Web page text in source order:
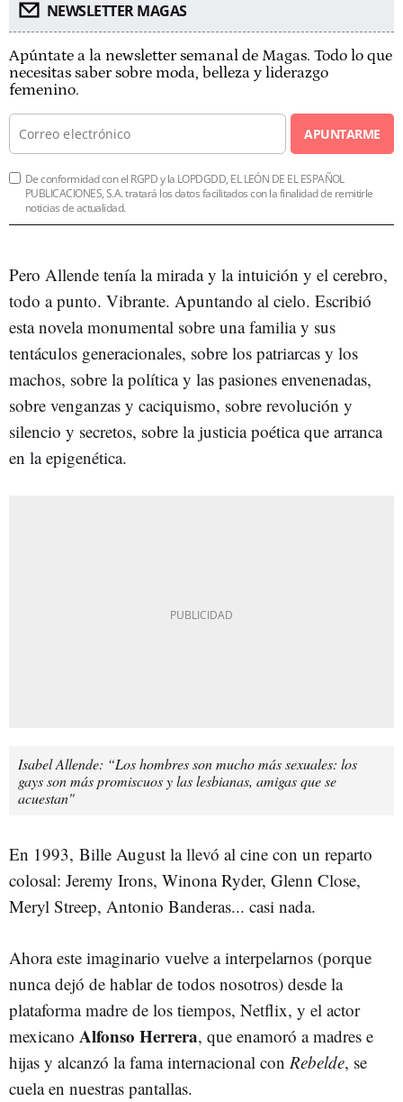
NEWSLETTER MAGAS
Apúntate a la newsletter semanal de Magas. Todo lo que
necesitas saber sobre moda, belleza y liderazgo
femenino.
APUNTARME
De conformidad con el RGPD y la LOPDGDD, EL LEÓN DE EL ESPAÑOL
PUBLICACIONES, S.A. tratará los datos facilitados con la finalidad de remitirle
noticias de actualidad.
Pero Allende tenía la mirada y la intuición y el cerebro,
todo a punto. Vibrante. Apuntando al cielo. Escribió
esta novela monumental sobre una familia y sus
tentáculos generacionales, sobre los patriarcas y los
machos, sobre la política y las pasiones envenenadas,
sobre venganzas y caciquismo, sobre revolución y
silencio y secretos, sobre la justicia poética que arranca
en la epigenética.
Isabel Allende: “Los hombres son mucho más sexuales: los
gays son más promiscuos y las lesbianas, amigas que se
acuestan"
En 1993, Bille August la llevó al cine con un reparto
colosal: Jeremy Irons, Winona Ryder, Glenn Close,
Meryl Streep, Antonio Banderas... casi nada.
Ahora este imaginario vuelve a interpelarnos (porque
nunca dejó de hablar de todos nosotros) desde la
plataforma madre de los tiempos, Netflix, y el actor
mexicano Alfonso Herrera, que enamoró a madres e
hijas y alcanzó la fama internacional con Rebelde, se
cuela en nuestras pantallas.